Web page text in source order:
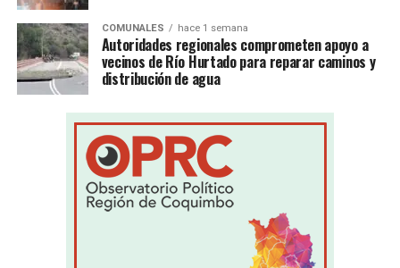
COMUNALES hace 1 semana
Autoridades regionales comprometen apoyo a
vecinos de Río Hurtado para reparar caminos y
distribución de agua